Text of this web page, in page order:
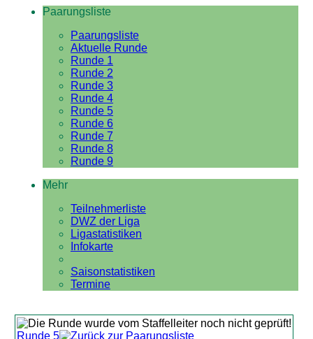
Paarungsliste
Paarungsliste
Aktuelle Runde
Runde 1
Runde 2
Runde 3
Runde 4
Runde 5
Runde 6
Runde 7
Runde 8
Runde 9
Mehr
Teilnehmerliste
DWZ der Liga
Ligastatistiken
Infokarte
Saisonstatistiken
Termine
Runde 5